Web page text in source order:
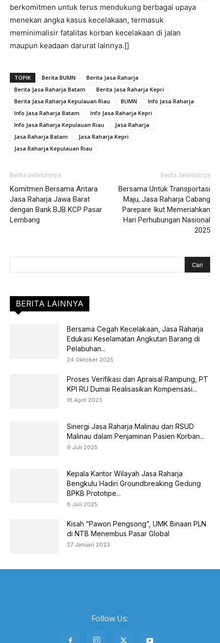
berkomitmen untuk terus mendukung berbagai upaya
menekan angka kasus kecelakaan, termasuk
meminimalisir fatalitas korban kecelakaan di jalan
maupun keadaan darurat lainnya.[]
TOPIK Berita BUMN
Berita Jasa Raharja
Berita Jasa Raharja Batam
Berita Jasa Raharja Kepri
Berita Jasa Raharja Kepulauan Riau
BUMN
Info Jasa Raharja
Info Jasa Raharja Batam
Info Jasa Raharja Kepri
Info Jasa Raharja Kepulauan Riau
Jasa Raharja
Jasa Raharja Batam
Jasa Raharja Kepri
Jasa Raharja Kepulauan Riau
Berita sebelumnya
Komitmen Bersama Antara
Jasa Raharja Jawa Barat
dengan Bank BJB KCP Pasar
Lembang
Berita Selanjutnya
Bersama Untuk Transportasi
Maju, Jasa Raharja Cabang
Parepare Ikut Memeriahkan
Hari Perhubungan Nasional
2025
BERITA LAINNYA
Bersama Cegah Kecelakaan, Jasa Raharja
Edukasi Keselamatan Angkutan Barang di
Pelabuhan...
24 Oktober 2025
Proses Verifikasi dan Apraisal Rampung, PT
KPI RU Dumai Realisasikan Kompensasi...
18 April 2023
Sinergi Jasa Raharja Malinau dan RSUD
Malinau dalam Penjaminan Pasien Korban...
9 Juli 2025
Kepala Kantor Wilayah Jasa Raharja
Bengkulu Hadiri Groundbreaking Gedung
BPKB Prototipe...
8 Juli 2025
Kisah “Pawon Pengsong”, UMK Binaan PLN
di NTB Menembus Pasar Global
27 Januari 2023
Follow Us: